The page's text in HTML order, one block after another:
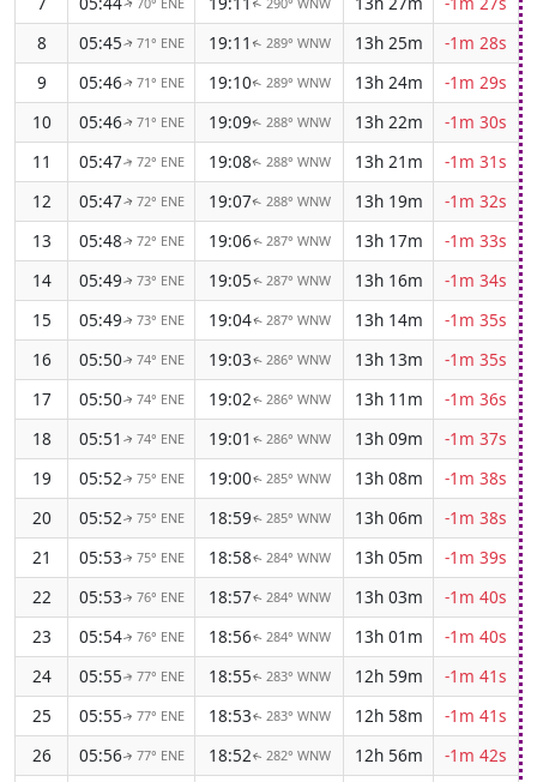
↑ ↑
8
05:45↑ 71° ENE 19:11 ↑ 289° WNW 13h 25m
-1m 28s
9
05:46↑ 71° ENE 19:10↑ 289° WNW 13h 24m
-1m 29s
10
05:46↑ 71° ENE 19:09↑ 288° WNW 13h 22m
-1m 30s
11
05:47↑ 72° ENE 19:08↑ 288° WNW 13h 21m
-1m 31s
12
05:47↑ 72° ENE 19:07↑ 288° WNW 13h 19m
-1m 32s
13
05:48↑ 72° ENE 19:06↑ 287° WNW 13h 17m
-1m 33s
14
05:49↑ 73° ENE 19:05↑ 287° WNW 13h 16m
-1m 34s
15
05:49↑ 73° ENE 19:04↑ 287° WNW 13h 14m
-1m 35s
16
05:50↑ 74° ENE 19:03↑ 286° WNW 13h 13m
-1m 35s
17
05:50↑ 74° ENE 19:02↑ 286° WNW 13h 11m
-1m 36s
18
05:51 ↑ 74° ENE 19:01 ↑ 286° WNW 13h 09m
-1m 37s
19
05:52↑ 75° ENE 19:00↑ 285° WNW 13h 08m
-1m 38s
20
05:52↑ 75° ENE 18:59↑ 285° WNW 13h 06m
-1m 38s
21
05:53↑ 75° ENE 18:58↑ 284° WNW 13h 05m
-1m 39s
22
05:53↑ 76° ENE 18:57↑ 284° WNW 13h 03m
-1m 40s
23
05:54↑ 76° ENE 18:56↑ 284° WNW 13h 01m
-1m 40s
24
05:55↑ 77° ENE 18:55↑ 283° WNW 12h 59m
-1m 41s
25
05:55↑ 77° ENE 18:53↑ 283° WNW 12h 58m
-1m 41s
26
05:56↑ 77° ENE 18:52↑ 282° WNW 12h 56m
-1m 42s